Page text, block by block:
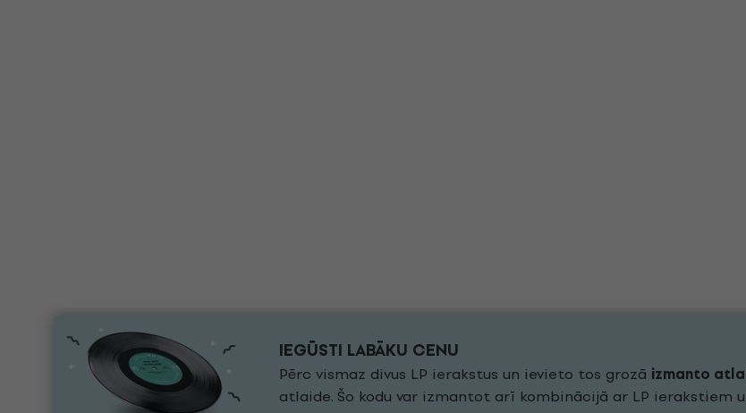
IEGŪSTI LABĀKU CENU
Pērc vismaz divus LP ierakstus un ievieto tos grozā izmanto
atlaide. Šo kodu var izmantot arī kombinācijā ar LP ierakstiem